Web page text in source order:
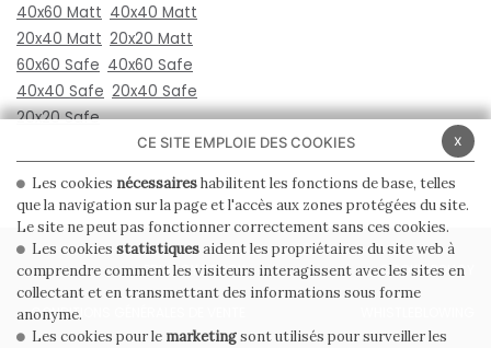
40x60 Matt 40x40 Matt
20x40 Matt 20x20 Matt
60x60 Safe 40x60 Safe
40x40 Safe 20x40 Safe
20x20 Safe
PRIVACY POLICY COOKIE POLICY
CONDITIONS GÉNÉRALES DE VENTE
x
CE SITE EMPLOIE DES COOKIES
Les cookies nécessaireshabilitent les fonctions de base, telles
que la navigation sur la page et l'accès aux zones protégées du site.
Le site ne peut pas fonctionner correctement sans ces cookies.
Les cookies statistiquesaident les propriétaires du site web à
comprendre comment les visiteurs interagissent avec les sites en
collectant et en transmettant des informations sous forme
anonyme.
Les cookies pour le marketingsont utilisés pour surveiller les